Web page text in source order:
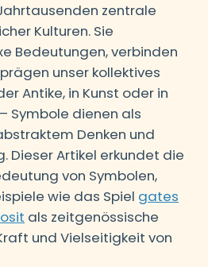
zentrale
Kulturen. Sie
Bedeutungen, verbinden
unser kollektives
Antike, in Kunst oder in
Symbole dienen als
Denken und
Dieser Artikel erkundet die
von Symbolen,
wie das Spiel gates
als zeitgenössische
und Vielseitigkeit von